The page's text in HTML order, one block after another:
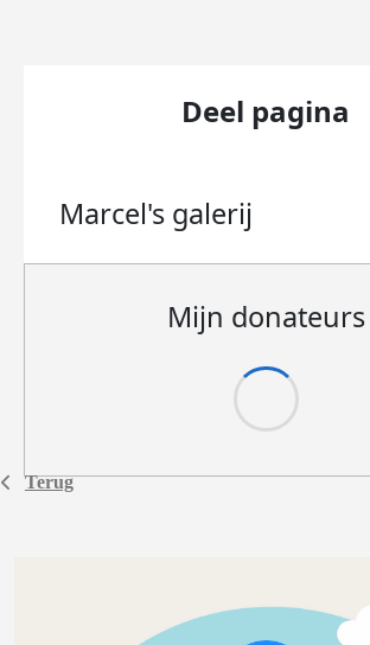
Terug
Deel pagina
Marcel's galerij
Mijn donateurs